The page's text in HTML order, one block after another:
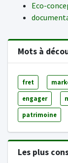
Eco-
Mots à
fret
engager
patrimoine
Les plus